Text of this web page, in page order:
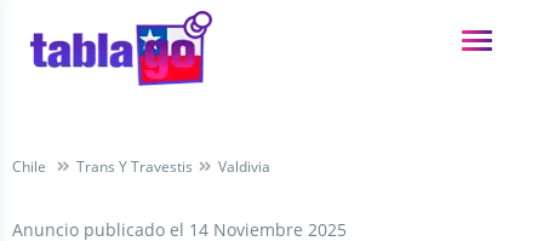
Chile Trans Y Travestis Valdivia
Anuncio publicado el 14 Noviembre 2025